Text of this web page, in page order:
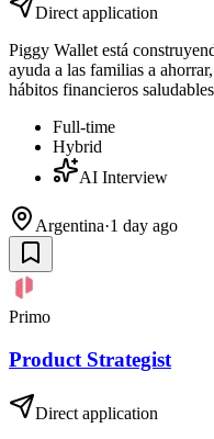
Direct application
Piggy Wallet está
ayuda a las familias a
hábitos financieros
Full-time
Hybrid
AI Interview
Argentina·1 day ago
Primo
Product Strategist
Direct application